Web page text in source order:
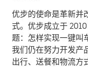
优步的使命是革新并
式。优步成立于
题：怎样实现一键叫
我们仍在努力开发产
出行、送餐和物流方